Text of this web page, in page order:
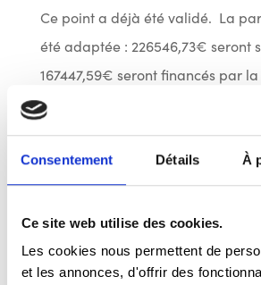
Consentement Détails À
Ce site web utilise des cookies.
Les cookies nous permettent de
et les annonces, d'offrir des
Ce point a déjà été validé. La
été adaptée : 226546,73€ seront
167447,59€ seront financés par